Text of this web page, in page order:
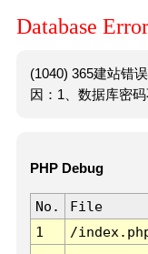
Database Error
(1040) 365建站错
因：1、数据库密
PHP Debug
No. File
1
/